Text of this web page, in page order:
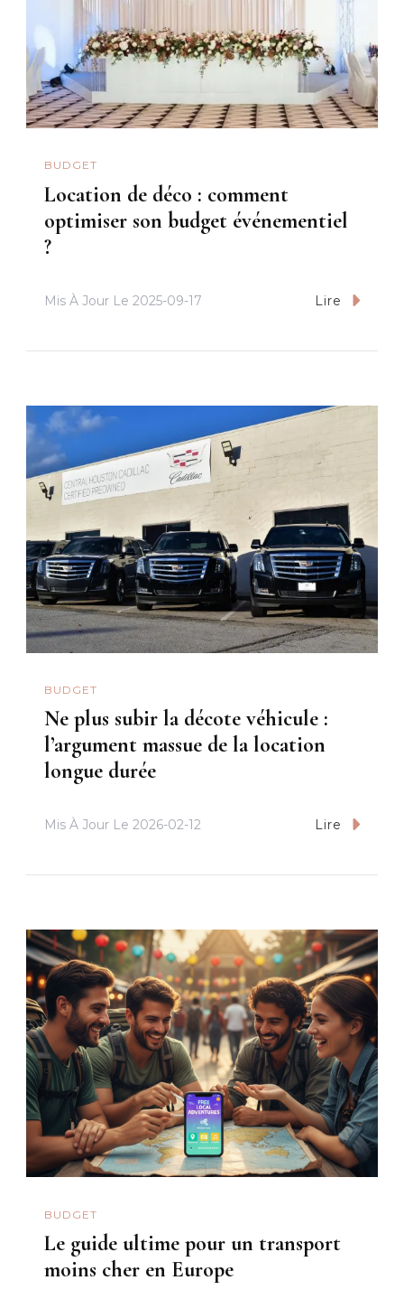
BUDGET
Location de déco : comment
optimiser son budget événementiel
?
Mis À Jour Le 2025-09-17 Lire
BUDGET
Ne plus subir la décote véhicule :
l’argument massue de la location
longue durée
Mis À Jour Le 2026-02-12 Lire
BUDGET
Le guide ultime pour un transport
moins cher en Europe